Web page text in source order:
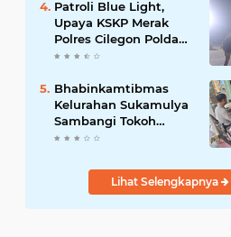
Patroli Blue Light,
Upaya KSKP Merak
Polres Cilegon Polda
Banten Tekan Aksi
Bhabinkamtibmas
Kelurahan Sukamulya
Sambangi Tokoh
Masyarakat, Perkuat
Kamtibmas
Lihat Selengkapnya